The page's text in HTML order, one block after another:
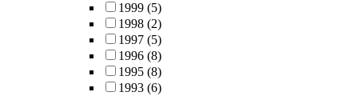
1999 (5)
1998 (2)
1997 (5)
1996 (8)
1995 (8)
1993 (6)